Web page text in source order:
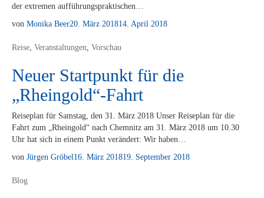
der ex­tre­men aufführungspraktischen…
von Monika Beer20. März 201814. April 2018
Reise, Veranstaltungen, Vorschau
Neuer Startpunkt für die
„Rheingold“-Fahrt
Rei­se­plan für Sams­tag, den 31. März 2018 Un­ser Rei­se­plan für die
Fahrt zum „Rhein­gold“ nach Chem­nitz am 31. März 2018 um 10.30
Uhr hat sich in ei­nem Punkt ver­än­dert: Wir haben…
von Jürgen Gröbel16. März 201819. September 2018
Blog